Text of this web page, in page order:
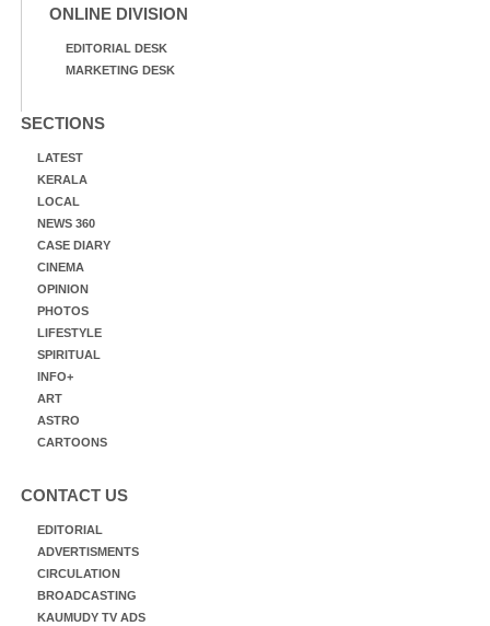
ONLINE DIVISION
EDITORIAL DESK
MARKETING DESK
SECTIONS
LATEST
KERALA
LOCAL
NEWS 360
CASE DIARY
CINEMA
OPINION
PHOTOS
LIFESTYLE
SPIRITUAL
INFO+
ART
ASTRO
CARTOONS
CONTACT US
EDITORIAL
ADVERTISMENTS
CIRCULATION
BROADCASTING
KAUMUDY TV ADS